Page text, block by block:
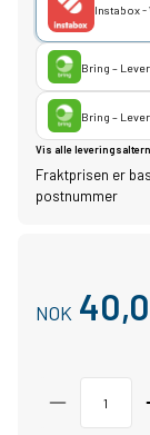
Instabox
Bring –
Bring –
Vis alle
Fraktprisen er
postnummer
NOK